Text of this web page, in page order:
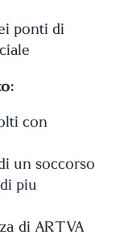
ponti di
con
un soccorso
più
di ARTVA